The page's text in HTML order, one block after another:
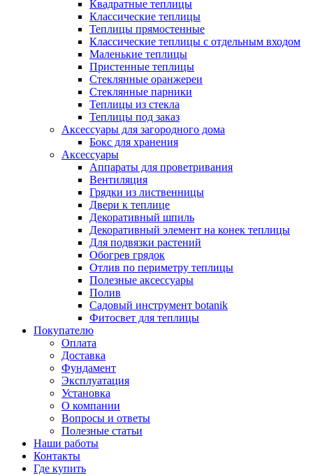
Квадратные теплицы
Классические теплицы
Теплицы прямостенные
Классические теплицы с отдельным входом
Маленькие теплицы
Пристенные теплицы
Стеклянные оранжереи
Стеклянные парники
Теплицы из стекла
Теплицы под заказ
Аксессуары для загородного дома
Бокс для хранения
Аксессуары
Аппараты для проветривания
Вентиляция
Грядки из лиственницы
Двери к теплице
Декоративный шпиль
Декоративный элемент на конек теплицы
Для подвязки растений
Обогрев грядок
Отлив по периметру теплицы
Полезные аксессуары
Полив
Садовый инструмент botanik
Фитосвет для теплицы
Покупателю
Оплата
Доставка
Фундамент
Эксплуатация
Установка
О компании
Вопросы и ответы
Полезные статьи
Наши работы
Контакты
Где купить